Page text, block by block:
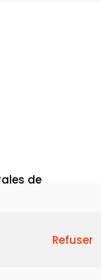
Refuser
de